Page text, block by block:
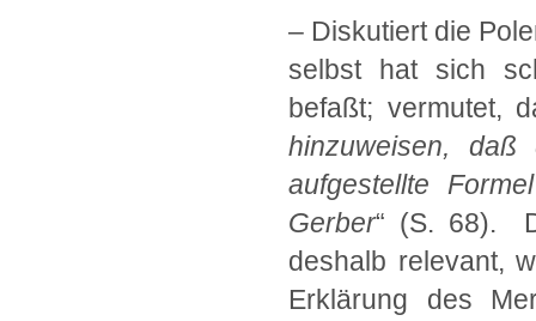
– Diskutiert die
selbst hat sich
befaßt; vermutet,
hinzuweisen,
aufgestellte
Gerber“ (S. 68).
deshalb relevant,
Erklärung des